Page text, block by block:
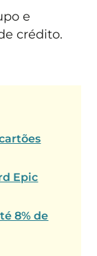
e
crédito.
Epic
8% de